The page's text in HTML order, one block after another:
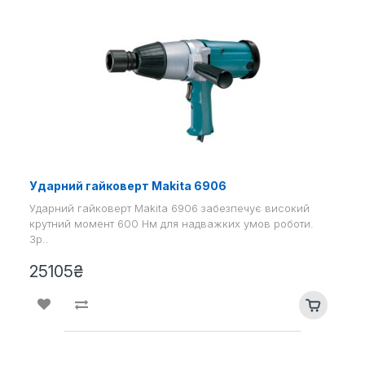
Ударний гайковерт Makita 6906
Ударний гайковерт Makita 6906 забезпечує високий
крутний момент 600 Нм для надважких умов роботи.
Зр..
25105₴